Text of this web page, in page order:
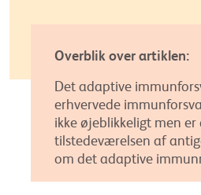
Overblik over artiklen:
Det adaptive
erhvervede
ikke øjeblikkeligt men
tilstedeværelsen af
om det adaptive